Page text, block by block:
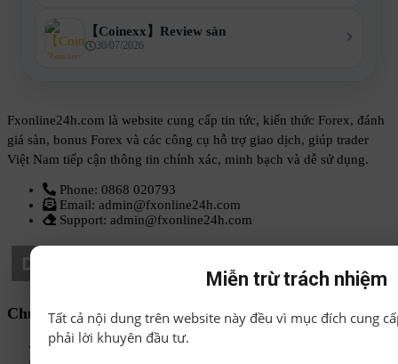
【Coinexx】Review sàn
30/07/2026
Fxonline24h.com là website cung cấp tin tức, kiến thức Forex, đánh
giá sàn, bonus Forex và các công cụ hỗ trợ giao dịch, giúp trader
Việt Nam tiếp cận thông tin chính xác, minh bạch và dễ sử dụng.
Phone: 0868 020793
Email: admin@fxonline24h.com
Support: admin@fxonline24h.com
Chuyên mục
Sách-Ebook
Miễn trừ trách nhiệm
Tất cả nội dung trên website này đều vì mục đích cung
phải lời khuyên đầu tư.